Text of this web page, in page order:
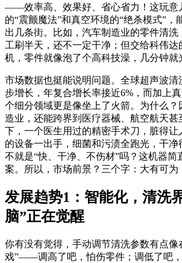
——效率高、效果好、省心省力！这玩意
的“震颤魔法”和真空环境的“绝杀模式”，
出几条街。比如，汽车制造业的零件清洗
工刷半天，还不一定干净；但交给科伟达
机，零件就像泡了个高科技澡，几分钟就
市场数据也挺能说明问题。全球超声波清
步增长，年复合增长率接近6%，而加上
个细分领域更是像坐上了火箭。为什么？
造业，还能跨界到医疗器械、航空航天甚
下，一个医生用过的精密手术刀，脏得让
的设备一出手，细菌和污渍全跑光，干净
不就是“快、干净、不伤材”吗？这机器简
案。所以，市场前景？三个字：大有可为
发展趋势1：智能化，清洗
脑”正在觉醒
你有没有觉得，手动调节清洗参数有点像
戏”——调高了吧，怕伤零件；调低了吧